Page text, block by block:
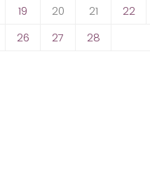
19 20 21 22
26 27 28